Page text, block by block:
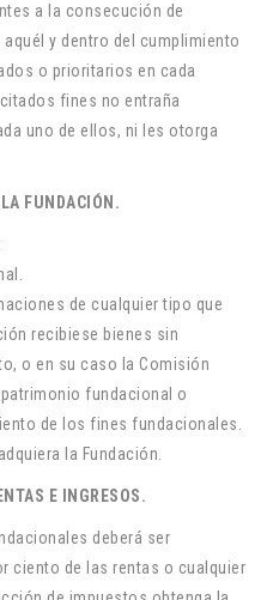
a la consecución de
y dentro del cumplimiento
o prioritarios en cada
fines no entraña
uno de ellos, ni les otorga
FUNDACIÓN.
de cualquier tipo que
recibiese bienes sin
o en su caso la Comisión
fundacional o
de los fines fundacionales.
la Fundación.
E INGRESOS.
deberá ser
ciento de las rentas o cualquier